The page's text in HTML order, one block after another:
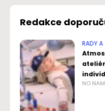
Redakce
RADY A
NO